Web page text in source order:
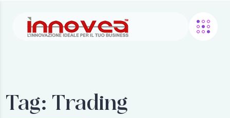
Tag: Trading